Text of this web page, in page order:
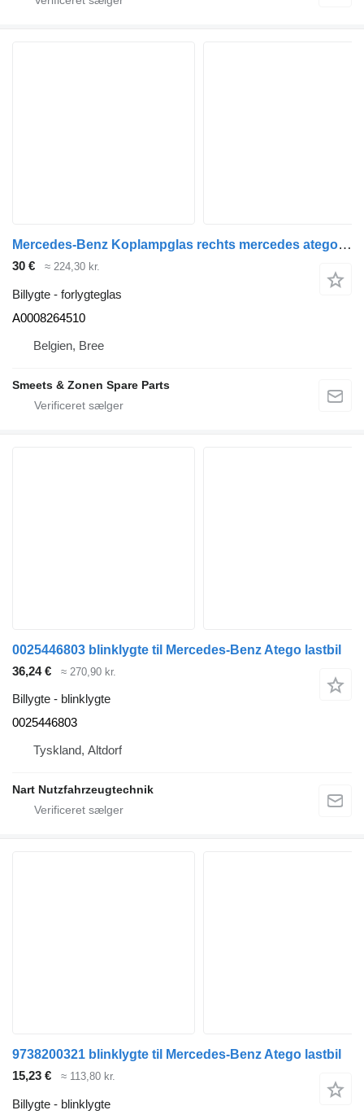
Mercedes-Benz Koplampglas rechts mercedes atego A0008264510 forlygteglas til lastbil
30 € ≈ 224,30 kr.
Billygte - forlygteglas
A0008264510
Belgien, Bree
Smeets & Zonen Spare Parts
0025446803 blinklygte til Mercedes-Benz Atego lastbil
36,24 €
≈ 270,90 kr.
Billygte - blinklygte
0025446803
Tyskland, Altdorf
Nart Nutzfahrzeugtechnik
9738200321 blinklygte til Mercedes-Benz Atego lastbil
15,23 €
≈ 113,80 kr.
Billygte - blinklygte